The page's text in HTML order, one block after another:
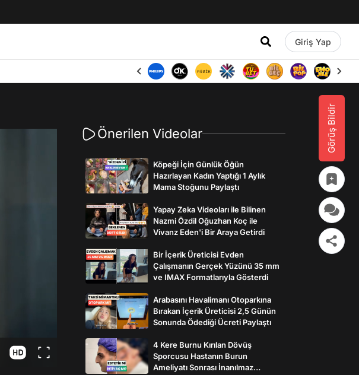
Giriş Yap
Görüş Bildir
Önerilen Videolar
Köpeği İçin Günlük Öğün
Hazırlayan Kadın Yaptığı 1 Aylık
Mama Stoğunu Paylaştı
Yapay Zeka Videoları ile Bilinen
Nazmi Özdil Oğuzhan Koç ile
Vivanz Eden'i Bir Araya Getirdi
Bir İçerik Üreticisi Evden
Çalışmanın Gerçek Yüzünü 35 mm
ve IMAX Formatlarıyla Gösterdi
Arabasını Havalimanı Otoparkına
Bırakan İçerik Üreticisi 2,5 Günün
Sonunda Ödediği Ücreti Paylaştı
4 Kere Burnu Kırılan Dövüş
Sporcusu Hastanın Burun
Ameliyatı Sonrası İnanılmaz